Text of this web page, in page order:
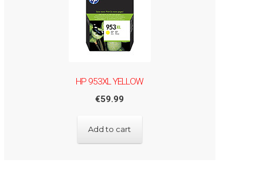
HP 953XL YELLOW
€59.99
Add to cart